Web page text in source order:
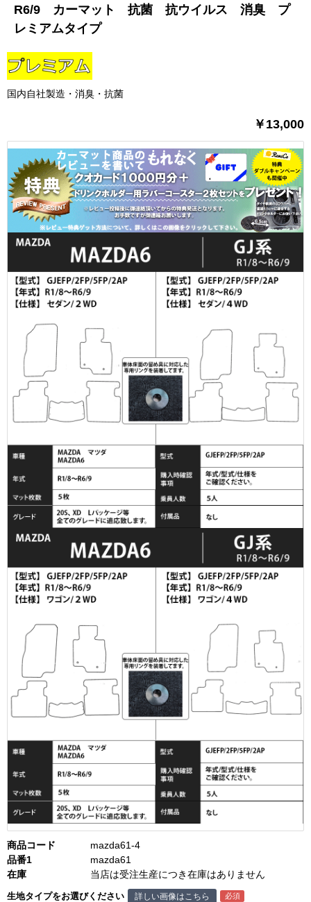
R6/9 カーマット 抗菌 抗ウイルス 消臭 プ
レミアムタイプ
国内自社製造・消臭・抗菌
￥13,000
商品コード
mazda61-4
品番1
mazda61
在庫
当店は受注生産につき在庫はありません
生地タイプをお選びください 詳しい画像はこちら